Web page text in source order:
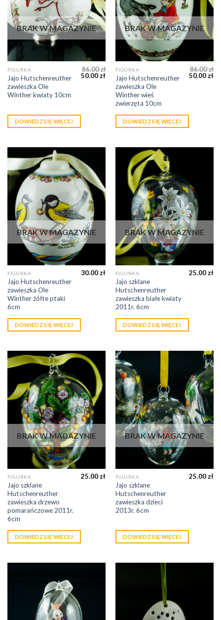
BRAK W MAGAZYNIE
FIGURKA
Jajo Hutschenreuther
zawieszka Ole
Winther kwiaty 10cm
86.00zł
50.00 zł
DOWIEDZ SIĘ WIĘCEJ
BRAK W MAGAZYNIE
FIGURKA
Jajo Hutschenreuther
zawieszka Ole
Winther wieś
zwierzęta 10cm
86.00zł
50.00 zł
DOWIEDZ SIĘ WIĘCEJ
BRAK W MAGAZYNIE
FIGURKA
Jajo Hutschenreuther
zawieszka Ole
Winther żółte ptaki
6cm
30.00 zł
DOWIEDZ SIĘ WIĘCEJ
BRAK W MAGAZYNIE
FIGURKA
Jajo szklane
Hutschenreuther
zawieszka białe kwiaty
2011r. 6cm
25.00 zł
DOWIEDZ SIĘ WIĘCEJ
BRAK W MAGAZYNIE
FIGURKA
Jajo szklane
Hutschenreuther
zawieszka drzewo
pomarańczowe 2011r.
6cm
25.00zł
DOWIEDZ SIĘ WIĘCEJ
BRAK W MAGAZYNIE
FIGURKA
Jajo szklane
Hutschenreuther
zawieszka dzieci
2013r. 6cm
25.00zł
DOWIEDZ SIĘ WIĘCEJ